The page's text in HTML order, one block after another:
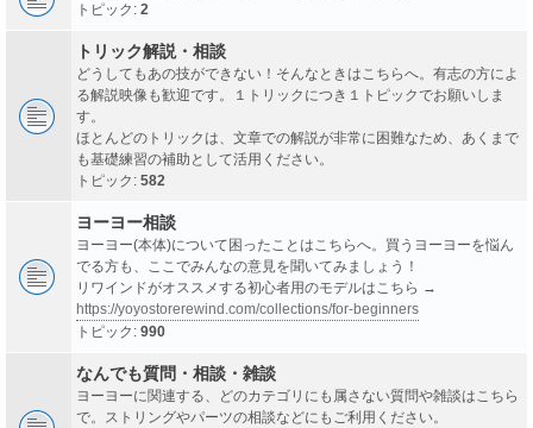
トピック: 2
トリック解説・相談
どうしてもあの技ができない！そんなときはこちらへ。有志の方によ
る解説映像も歓迎です。１トリックにつき１トピックでお願いしま
す。
ほとんどのトリックは、文章での解説が非常に困難なため、あくまで
も基礎練習の補助として活用ください。
トピック: 582
ヨーヨー相談
ヨーヨー(本体)について困ったことはこちらへ。買うヨーヨーを悩ん
でる方も、ここでみんなの意見を聞いてみましょう！
リワインドがオススメする初心者用のモデルはこちら →
https://yoyostorerewind.com/collections/for-beginners
トピック: 990
なんでも質問・相談・雑談
ヨーヨーに関連する、どのカテゴリにも属さない質問や雑談はこちら
で。ストリングやパーツの相談などにもご利用ください。